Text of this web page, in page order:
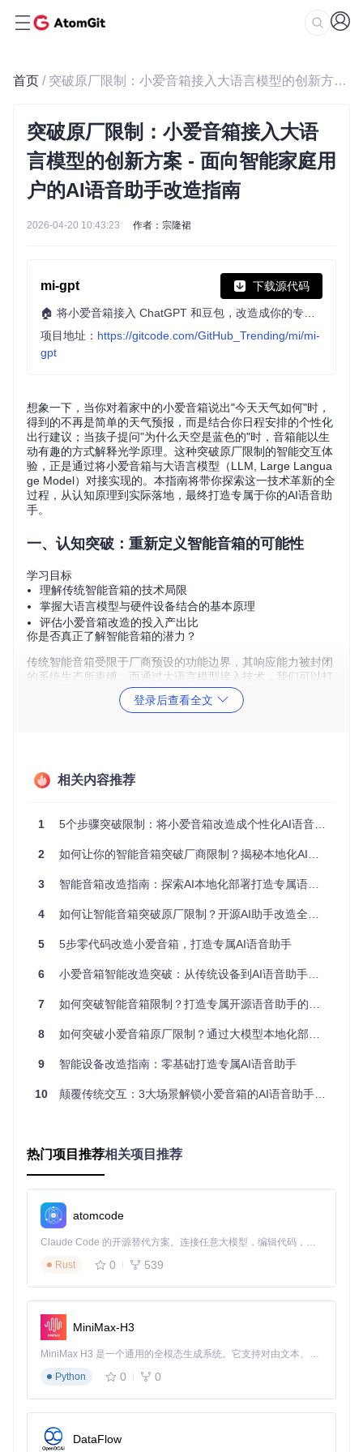
首页 / 突破原厂限制：小爱音箱接入大语言模型的创新方案 - 面向智能家庭用户的AI语音助手改造指南
突破原厂限制：小爱音箱接入大语
言模型的创新方案 - 面向智能家庭用
户的AI语音助手改造指南
2026-04-20 10:43:23 作者：宗隆裙
mi-gpt 下载源代码
项目地址： https://gitcode.com/GitHub_Trending/mi/mi-
gpt
想象一下，当你对着家中的小爱音箱说出"今天天气如何"时，
得到的不再是简单的天气预报，而是结合你日程安排的个性化
出行建议；当孩子提问"为什么天空是蓝色的"时，音箱能以生
动有趣的方式解释光学原理。这种突破原厂限制的智能交互体
验，正是通过将小爱音箱与大语言模型（LLM, Large Langua
ge Model）对接实现的。本指南将带你探索这一技术革新的全
过程，从认知原理到实际落地，最终打造专属于你的AI语音助
手。
一、认知突破：重新定义智能音箱的可能性
学习目标
理解传统智能音箱的技术局限
掌握大语言模型与硬件设备结合的基本原理
评估小爱音箱改造的投入产出比
你是否真正了解智能音箱的潜力？
传统智能音箱受限于厂商预设的功能边界，其响应能力被封闭
的系统生态所束缚。而通过大语言模型接入技术，我们可以打
破这种限制，赋予音箱理解复杂指令、保持上下文对话、生成
创造性内容的能力。这种改造不仅是功能的扩展，更是交互范
技术认知：大语言模型如何赋能硬件设备？
→语义理解→智能处理→语音输出"的完整闭环。这一过程涉
自然语言理解：大语言模型解析指令意图并生成响应
设备控制协议
：将数字响应转换为硬件可执行的指令
AI服务API配置界面，展示多种大语言模型选择和API密钥管理
知识检查
思考：大语言模型赋能的智能音箱与传统智能音箱相比，在处
时有哪些优势？
二、技术解构：揭开AI语音助手的实现原理
学习目标
如何判断设备是否具备改造条件？
估指标：
最低要求 推荐配置
影响权
四核1.8GHz以上 ⭐⭐⭐
系统版本 MIUI 1.4.0+
网络能力
2.4GHz Wi-
Fi
双频Wi-Fi + 5G支
持
⭐⭐⭐
间
设备指令参数对照表，展示智能音箱的方法Actions与对应命令
登录后查看全文
相关内容推荐
1 5个步骤突破限制：将小爱音箱改造成个性化AI语音助手的完整指南
2 如何让你的智能音箱突破厂商限制？揭秘本地化AI助手改造方案
3 智能音箱改造指南：探索AI本地化部署打造专属语音助手
4 如何让智能音箱突破原厂限制？开源AI助手改造全指南
5 5步零代码改造小爱音箱，打造专属AI语音助手
6 小爱音箱智能改造突破：从传统设备到AI语音助手的革新之路
7 如何突破智能音箱限制？打造专属开源语音助手的完整指南
8 如何突破小爱音箱原厂限制？通过大模型本地化部署实现智能语音交互升级
9 智能设备改造指南：零基础打造专属AI语音助手
10 颠覆传统交互：3大场景解锁小爱音箱的AI语音助手潜能
热门项目推荐相关项目推荐
atomcode
Claude Code 的开源替代方案。连接任意大模型，编辑代码，运行命令，自动验证 — 全自动执行。用 Rust 构建，极致性能。 ｜ An open-source alternative to Claude Code. Connect any LLM, edit code, run commands, and verify changes — autonomously. Built in Rust for speed. Get Started
Rust
0 539
MiniMax-H3
MiniMax H3 是一个通用的全模态生成系统。它支持对由文本、图像、视频和音频组成的多模态上下文进行统一理解，并能生成分辨率高达 2K、时长可达 15 秒的带原生立体声音频的视频。得益于面向任务泛化的系统设计，H3 在预训练阶段就已具备广泛的多模态上下文理解与生成能力，能够出色地执行复杂的多模态指令。
Python
0 0
DataFlow